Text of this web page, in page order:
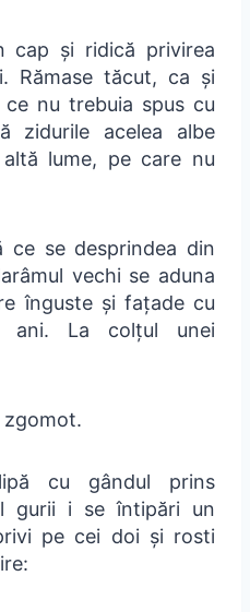
cap și ridică privirea
Rămase tăcut, ca și
nu trebuia spus cu
zidurile acelea albe
lume, pe care nu
ce se desprindea din
vechi se aduna
înguste și fațade cu
ani. La colțul unei
cu gândul prins
gurii i se întipări un
pe cei doi și rosti